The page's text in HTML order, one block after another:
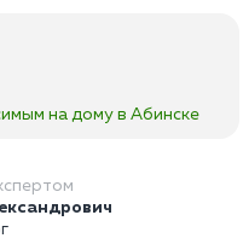
на дому в Абинске